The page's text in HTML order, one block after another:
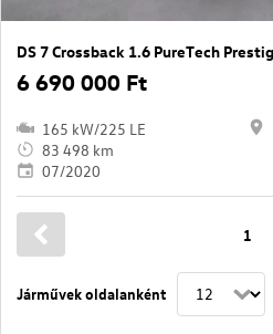
6 690 000 Ft
165 kW/225 LE
83 498 km
07/2020
Járművek oldalanként
1